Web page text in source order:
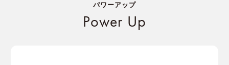
パワーアップ
Power Up